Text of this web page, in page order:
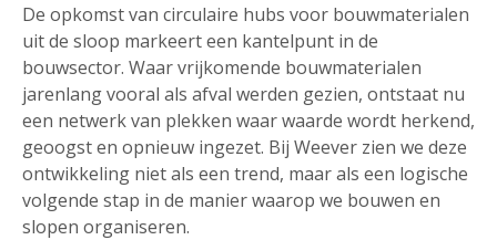
De opkomst van circulaire hubs voor bouwmaterialen
uit de sloop markeert een kantelpunt in de
bouwsector. Waar vrijkomende bouwmaterialen
jarenlang vooral als afval werden gezien, ontstaat nu
een netwerk van plekken waar waarde wordt herkend,
geoogst en opnieuw ingezet. Bij Weever zien we deze
ontwikkeling niet als een trend, maar als een logische
volgende stap in de manier waarop we bouwen en
slopen organiseren.